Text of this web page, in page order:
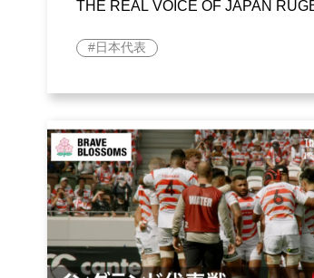
THE REAL VOICE OF JAPAN
日本代表